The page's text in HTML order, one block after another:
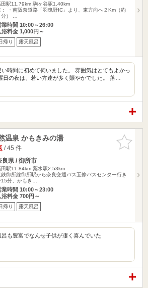
田駅11.79km 駒ヶ谷駅1.40km
： ・南阪奈道路「羽曳野IC」より、東方向へ２Km（約
分） …
業時間 10:00～26:00
浴料金 1,000円～
帰り 露天風呂
い時間に初めて伺いました。 雰囲気はとてもよかっ
日の夜は、若い方達が多く賑やかでした。 落…
お気に入
りに追加
温泉 かもきみの湯
/ 45 件
良県 / 御所市
田駅11.84km 薬水駅2.53km
鉄御所線御所駅から奈良交通バス五條バスセンター行き
15分、かもき…
業時間 10:00～23:00
浴料金 700円～
帰り 露天風呂
呂も豊富でなんせ子供が凄く喜んでいた